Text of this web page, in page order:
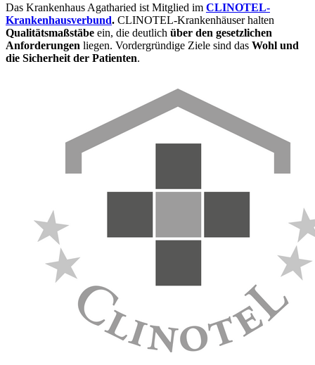
Das Krankenhaus Agatharied ist Mitglied im CLINOTEL-
Krankenhausverbund. CLINOTEL-Krankenhäuser halten
Qualitätsmaßstäbe ein, die deutlich über den gesetzlichen
Anforderungen liegen. Vordergründige Ziele sind das Wohl und
die Sicherheit der Patienten.